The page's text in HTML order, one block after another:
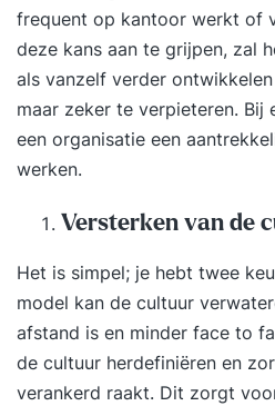
dankzij onze overdekte
weersomstandigheden
op volgens de SSVV
opgenomen in de VCA**.
Veiligheid A.I. 17 en Arbo-
inzetbaarheid hoogwerkers
Veiligheidseisen m.b.t. het
Bewegingen van het hef
Uitvoeringsafhankelijke
Bewustwording van
frequent op kantoor werkt of
deze kans aan te grijpen, zal
als vanzelf verder
maar zeker te verpieteren. Bij
een organisatie een
werken.
Versterken van de
Het is simpel; je hebt twee
model kan de cultuur
afstand is en minder face to
de cultuur herdefiniëren en
verankerd raakt. Dit zorgt